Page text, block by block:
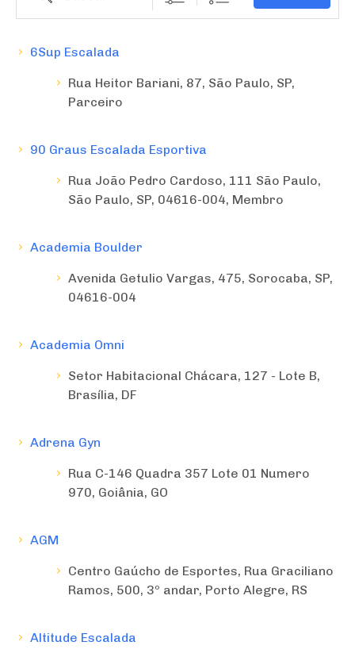
6Sup Escalada
Rua Heitor Bariani, 87, São Paulo, SP,
Parceiro
90 Graus Escalada Esportiva
Rua João Pedro Cardoso, 111 São Paulo,
São Paulo, SP, 04616-004, Membro
Academia Boulder
Avenida Getulio Vargas, 475, Sorocaba, SP,
04616-004
Academia Omni
Setor Habitacional Chácara, 127 - Lote B,
Brasília, DF
Adrena Gyn
Rua C-146 Quadra 357 Lote 01 Numero
970, Goiânia, GO
AGM
Centro Gaúcho de Esportes, Rua Graciliano
Ramos, 500, 3º andar, Porto Alegre, RS
Altitude Escalada